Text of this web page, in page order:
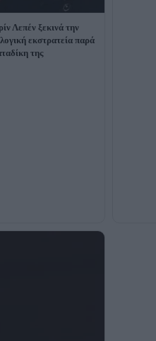
Λεπέν ξεκινά την
εκστρατεία παρά
της